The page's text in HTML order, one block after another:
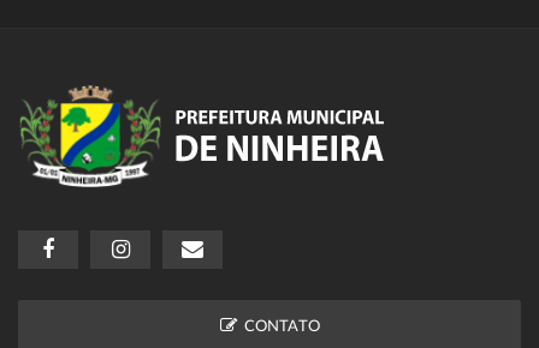
CONTATO